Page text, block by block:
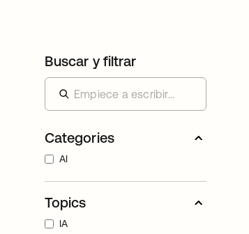
Buscar y filtrar
Categories
AI
Topics
IA